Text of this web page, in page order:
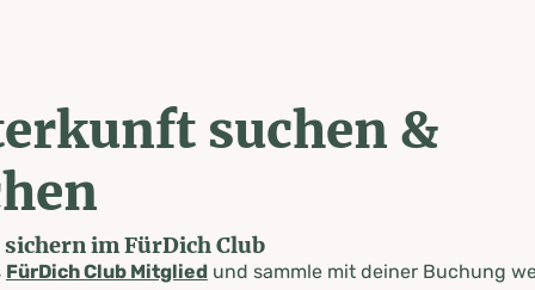
suchen &
im FürDich Club
FürDich Club Mitgliedund sammle mit deiner Buchung